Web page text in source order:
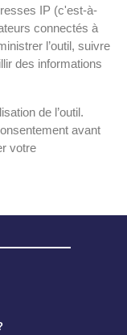
IP (c'est-à-
connectés à
l’outil, suivre
des informations
de l’outil.
avant
votre